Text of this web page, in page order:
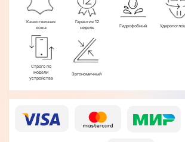
Качественная
кожа
Гарантия 12
недель
Гидрофобный
Строго по
модели
устройства
Эргономичный